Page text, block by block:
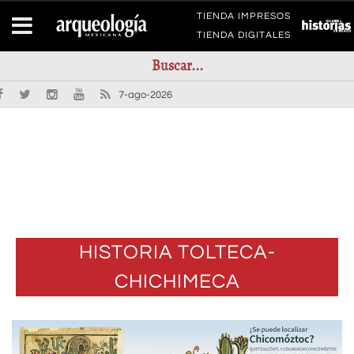
TIENDA IMPRESOS
TIENDA DIGITALES
7-ago-2026
HISTORIA TOLTECA-
CHICHIMECA